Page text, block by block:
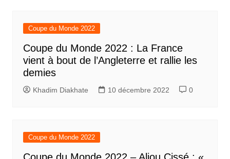
Coupe du Monde 2022
Coupe du Monde 2022 : La France
vient à bout de l’Angleterre et rallie les
demies
Khadim Diakhate 10 décembre 2022 0
Coupe du Monde 2022